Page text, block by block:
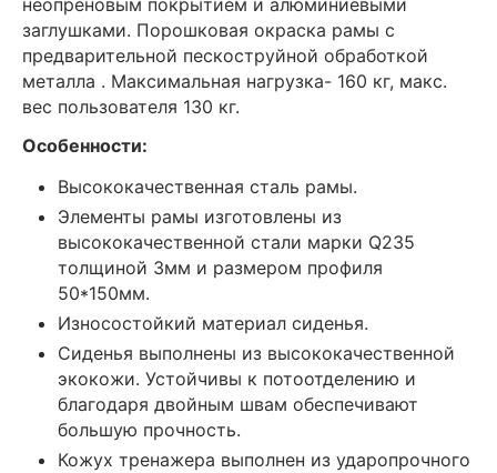
заглушками. Порошковая окраска рамы с
предварительной пескоструйной обработкой
металла . Максимальная нагрузка- 160 кг, макс.
вес пользователя 130 кг.
Особенности:
Высококачественная сталь рамы.
Элементы рамы изготовлены из
высококачественной стали марки Q235
толщиной 3мм и размером профиля
50*150мм.
Износостойкий материал сиденья.
Сиденья выполнены из высококачественной
экокожи. Устойчивы к потоотделению и
благодаря двойным швам обеспечивают
большую прочность.
Кожух тренажера выполнен из ударопрочного